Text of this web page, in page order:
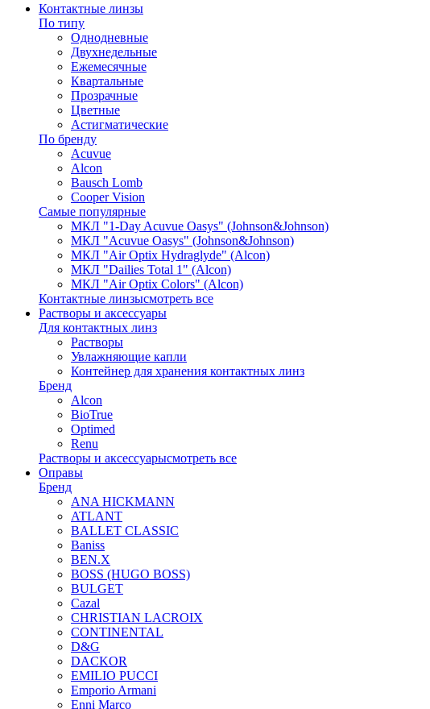
Контактные линзы
По типу
Однодневные
Двухнедельные
Ежемесячные
Квартальные
Прозрачные
Цветные
Астигматические
По бренду
Acuvue
Alcon
Bausch Lomb
Cooper Vision
Самые популярные
МКЛ "1-Day Acuvue Oasys" (Johnson&Johnson)
МКЛ "Acuvue Oasys" (Johnson&Johnson)
МКЛ "Air Optix Hydraglyde" (Alcon)
МКЛ "Dailies Total 1" (Alcon)
МКЛ "Air Optix Colors" (Alcon)
Контактные линзысмотреть все
Растворы и аксессуары
Для контактных линз
Растворы
Увлажняющие капли
Контейнер для хранения контактных линз
Бренд
Alcon
BioTrue
Optimed
Renu
Растворы и аксессуарысмотреть все
Оправы
Бренд
ANA HICKMANN
ATLANT
BALLET CLASSIC
Baniss
BEN.X
BOSS (HUGO BOSS)
BULGET
Cazal
CHRISTIAN LACROIX
CONTINENTAL
D&G
DACKOR
EMILIO PUCCI
Emporio Armani
Enni Marco